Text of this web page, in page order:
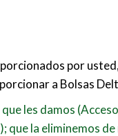
por
a Bolsas
les damos
que la eliminemos